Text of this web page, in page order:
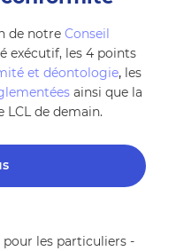
de notre Conseil
exécutif, les 4 points
et déontologie,les
ainsi que la
LCL de demain.
pour les particuliers -